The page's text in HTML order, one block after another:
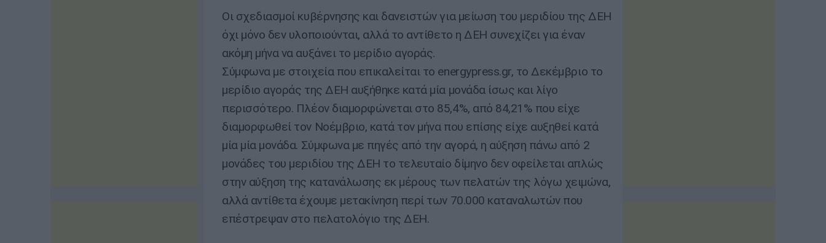
Οι σχεδιασμοί κυβέρνησης και δανειστών για μείωση του μεριδίου της ΔΕΗ
όχι μόνο δεν υλοποιούνται, αλλά το αντίθετο η ΔΕΗ συνεχίζει για έναν
ακόμη μήνα να αυξάνει το μερίδιο αγοράς.
Σύμφωνα με στοιχεία που επικαλείται το energypress.gr, το Δεκέμβριο το
μερίδιο αγοράς της ΔΕΗ αυξήθηκε κατά μία μονάδα ίσως και λίγο
περισσότερο. Πλέον διαμορφώνεται στο 85,4%, από 84,21% που είχε
διαμορφωθεί τον Νοέμβριο, κατά τον μήνα που επίσης είχε αυξηθεί κατά
μία μία μονάδα. Σύμφωνα με πηγές από την αγορά, η αύξηση πάνω από 2
μονάδες του μεριδίου της ΔΕΗ το τελευταίο δίμηνο δεν οφείλεται απλώς
στην αύξηση της κατανάλωσης εκ μέρους των πελατών της λόγω χειμώνα,
αλλά αντίθετα έχουμε μετακίνηση περί των 70.000 καταναλωτών που
επέστρεψαν στο πελατολόγιο της ΔΕΗ.